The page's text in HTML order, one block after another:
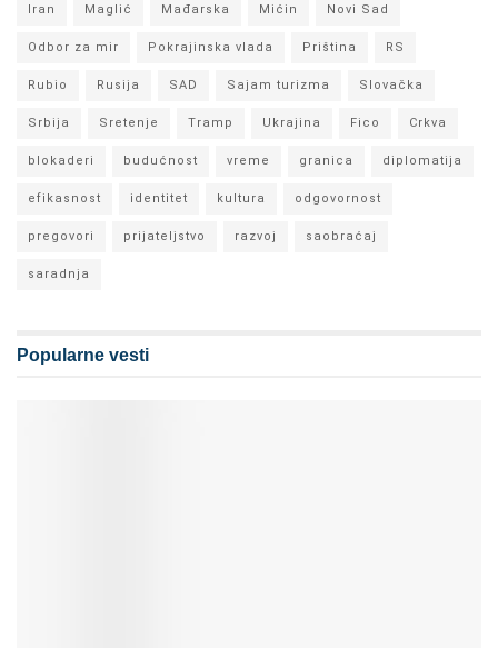
Iran Maglić Mađarska Mićin Novi Sad
Odbor za mir Pokrajinska vlada Priština RS
Rubio Rusija SAD Sajam turizma Slovačka
Srbija Sretenje Tramp Ukrajina Fico Crkva
blokaderi budućnost vreme granica diplomatija
efikasnost identitet kultura odgovornost
pregovori prijateljstvo razvoj saobraćaj
saradnja
Popularne vesti